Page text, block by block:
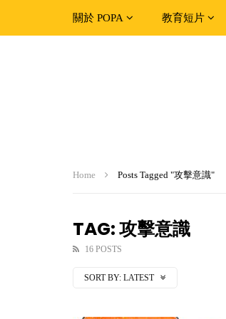
關於 POPA 教育短片
Home Posts Tagged "攻擊意識"
TAG: 攻擊意識
16 POSTS
SORT BY: LATEST